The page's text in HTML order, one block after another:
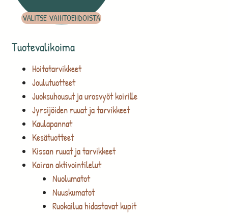
Tuotevalikoima
Hoitotarvikkeet
Joulutuotteet
Juoksuhousut ja urosvyöt koirille
Jyrsijöiden ruuat ja tarvikkeet
Kaulapannat
Kesätuotteet
Kissan ruuat ja tarvikkeet
Koiran aktivointilelut
Nuolumatot
Nuuskumatot
Ruokailua hidastavat kupit
VALITSE VAIHTOEHDOISTA